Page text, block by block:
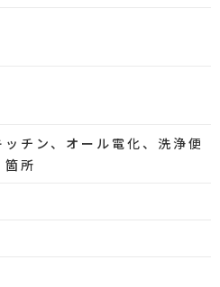
チン、オール電化、洗浄便
所